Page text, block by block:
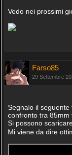
Vedo nei prossimi
Farso85
29 Settembre
Segnalo il
confronto tra 85mm
Si possono
Mi viene da dire